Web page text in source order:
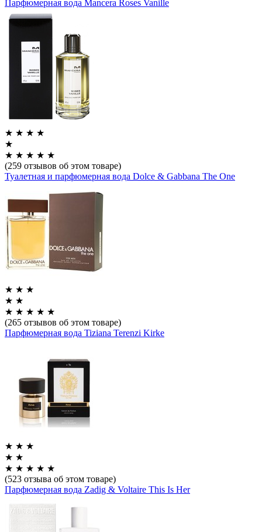
Парфюмерная вода Mancera Roses Vanille
★ ★ ★ ★
★
★ ★ ★ ★ ★
(259 отзывов об этом товаре)
Туалетная и парфюмерная вода Dolce & Gabbana The One
★ ★ ★
★ ★
★ ★ ★ ★ ★
(265 отзывов об этом товаре)
Парфюмерная вода Tiziana Terenzi Kirke
★ ★ ★
★ ★
★ ★ ★ ★ ★
(523 отзыва об этом товаре)
Парфюмерная вода Zadig & Voltaire This Is Her